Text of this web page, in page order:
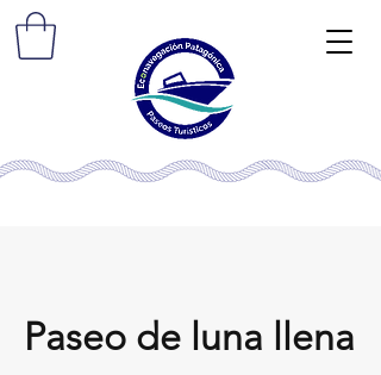
Paseo de luna llena